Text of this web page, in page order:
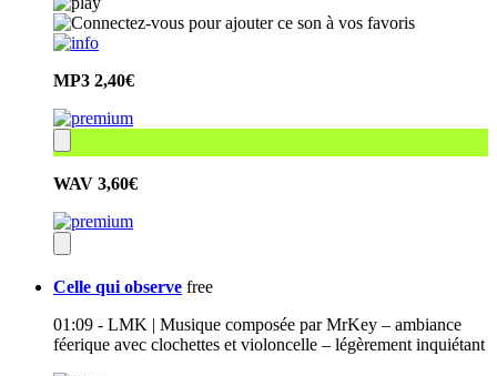
MP3 2,40€
WAV 3,60€
Celle qui observe free
01:09 - LMK | Musique composée par MrKey – ambiance
féerique avec clochettes et violoncelle – légèrement inquiétant